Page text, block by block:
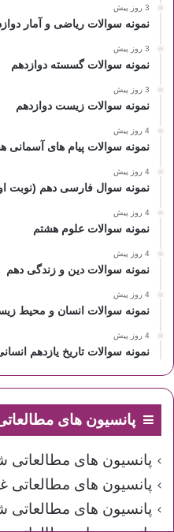
3 روز پیش
نمونه سوالات ریاضی و آمار
3 روز پیش
نمونه سوالات گسسته دوازدهم
3 روز پیش
نمونه سوالات زیست دوازدهم
4 روز پیش
نمونه سوالات پیام های آسمانی
4 روز پیش
نمونه سوال فارسی دهم (نوبت
4 روز پیش
نمونه سوالات علوم هشتم
4 روز پیش
نمونه سوالات دین و زندگی دهم
4 روز پیش
نمونه سوالات انسان و محیط
4 روز پیش
نمونه سوالات تاریخ یازدهم
پانسیون های
پانسیون های مطالعاتی
پانسیون های مطالعاتی
پانسیون های مطالعاتی